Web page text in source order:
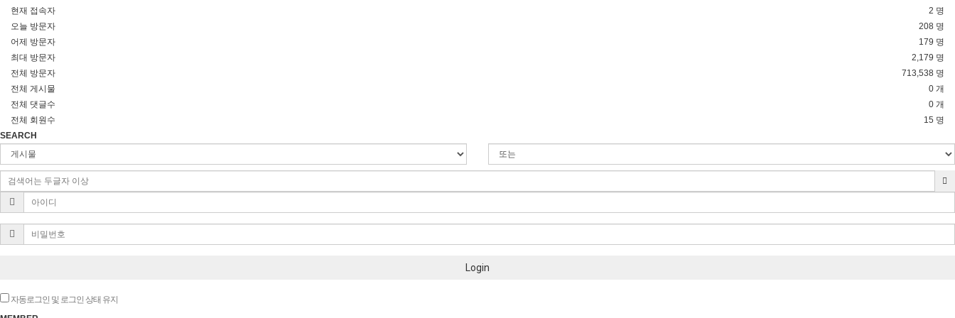
2 명
현재 접속자
208 명
오늘 방문자
179 명
어제 방문자
2,179 명
최대 방문자
713,538 명
전체 방문자
0 개
전체 게시물
0 개
전체 댓글수
15 명
전체 회원수
SEARCH
Login
자동로그인 및 로그인 상태 유지